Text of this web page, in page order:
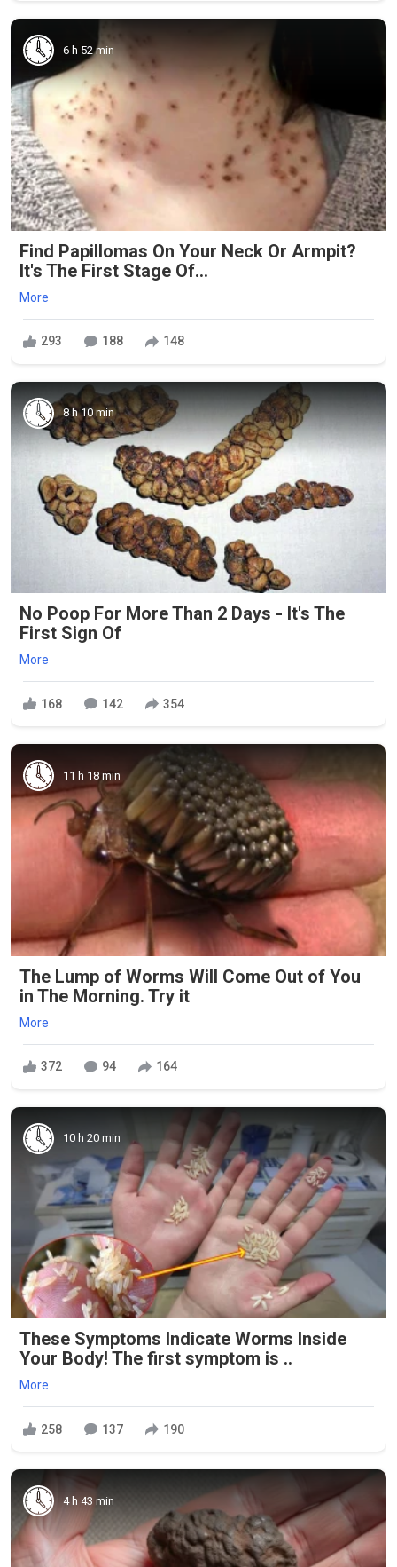
6 h 52 min
Find Papillomas On Your Neck Or Armpit?
It's The First Stage Of...
More
293 188 148
8 h 10 min
No Poop For More Than 2 Days - It's The
First Sign Of
More
168 142 354
11 h 18 min
The Lump of Worms Will Come Out of You
in The Morning. Try it
More
372 94 164
10 h 20 min
These Symptoms Indicate Worms Inside
Your Body! The first symptom is ..
More
258 137 190
4 h 43 min